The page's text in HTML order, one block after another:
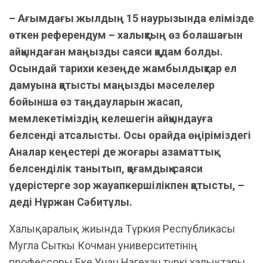
– Ағымдағы жылдың 15 наурызында елімізде
өткен референдум – халықтың өз болашағын
айқындаған маңызды саяси қадам болды.
Осындай тарихи кезеңде жамбылдықтар ел
дамуына қатысты маңызды мәселелер
бойынша өз таңдауларын жасап,
мемлекетіміздің келешегін айқындауға
белсенді атсалысты. Осы орайда өңіріміздегі
Аналар кеңестері де жоғары азаматтық
белсенділік танытып, қоғамдық-саяси
үдерістерге зор жауапкершілікпен қатысты, –
деді Нұржан Сәбитұлы.
Халықаралық жиында Түркия Республикасы
Мугла Сыткы Кочман университетінің